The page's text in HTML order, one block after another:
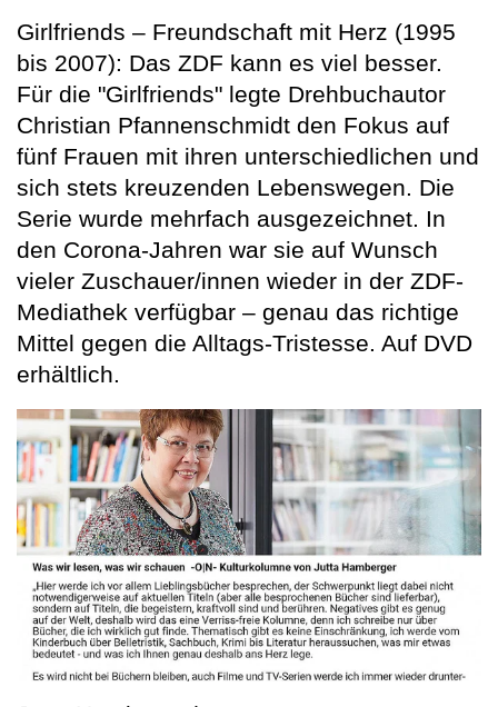
Girlfriends – Freundschaft mit Herz (1995
bis 2007): Das ZDF kann es viel besser.
Für die "Girlfriends" legte Drehbuchautor
Christian Pfannenschmidt den Fokus auf
fünf Frauen mit ihren unterschiedlichen und
sich stets kreuzenden Lebenswegen. Die
Serie wurde mehrfach ausgezeichnet. In
den Corona-Jahren war sie auf Wunsch
vieler Zuschauer/innen wieder in der ZDF-
Mediathek verfügbar – genau das richtige
Mittel gegen die Alltags-Tristesse. Auf DVD
erhältlich.